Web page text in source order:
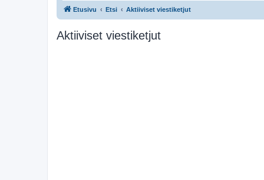
Etusivu Etsi Aktiiviset viestiketjut
Aktiiviset viestiketjut